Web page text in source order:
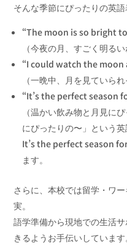
そんな季節にぴったりの英語
“The moon is so bright
（今夜の月、すごく明るい
“I could watch the moon
（一晩中、月を見ていられ
“It’s the perfect season
（温かい飲み物と月見に
にぴったりの〜」という
It’s the perfect season
ます。
さらに、本校では留学・ワ
実。
語学準備から現地での生活
きるようお手伝いしています